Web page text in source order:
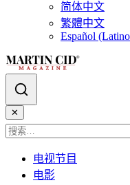
简体中文
繁體中文
Español
✕
电视节目
电影